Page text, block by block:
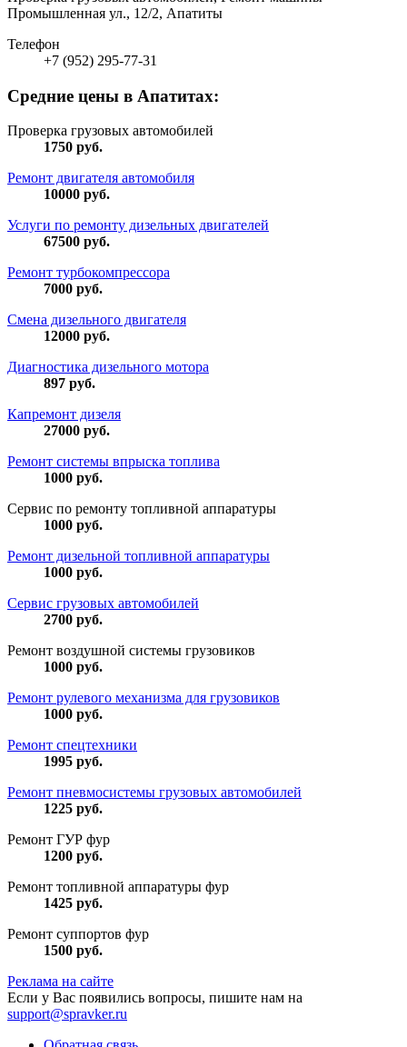
Промышленная ул., 12/2, Апатиты
Телефон
+7 (952) 295-77-31
Средние цены в Апатитах:
Проверка грузовых автомобилей
1750 руб.
Ремонт двигателя автомобиля
10000 руб.
Услуги по ремонту дизельных двигателей
67500 руб.
Ремонт турбокомпрессора
7000 руб.
Смена дизельного двигателя
12000 руб.
Диагностика дизельного мотора
897 руб.
Капремонт дизеля
27000 руб.
Ремонт системы впрыска топлива
1000 руб.
Сервис по ремонту топливной аппаратуры
1000 руб.
Ремонт дизельной топливной аппаратуры
1000 руб.
Сервис грузовых автомобилей
2700 руб.
Ремонт воздушной системы грузовиков
1000 руб.
Ремонт рулевого механизма для грузовиков
1000 руб.
Ремонт спецтехники
1995 руб.
Ремонт пневмосистемы грузовых автомобилей
1225 руб.
Ремонт ГУР фур
1200 руб.
Ремонт топливной аппаратуры фур
1425 руб.
Ремонт суппортов фур
1500 руб.
Реклама на сайте
Если у Вас появились вопросы, пишите нам на
support@spravker.ru